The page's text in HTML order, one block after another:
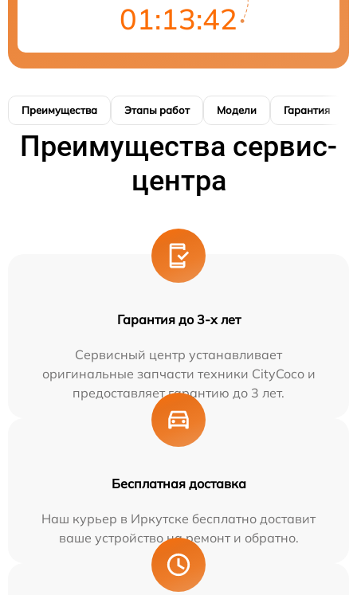
01:13:41
Преимущества Этапы работ Модели Гарантия
Преимущества сервис-
центра
Гарантия до 3-х лет
Сервисный центр устанавливает
оригинальные запчасти техники CityCoco и
предоставляет гарантию до 3 лет.
Бесплатная доставка
Наш курьер в Иркутске бесплатно доставит
ваше устройство на ремонт и обратно.